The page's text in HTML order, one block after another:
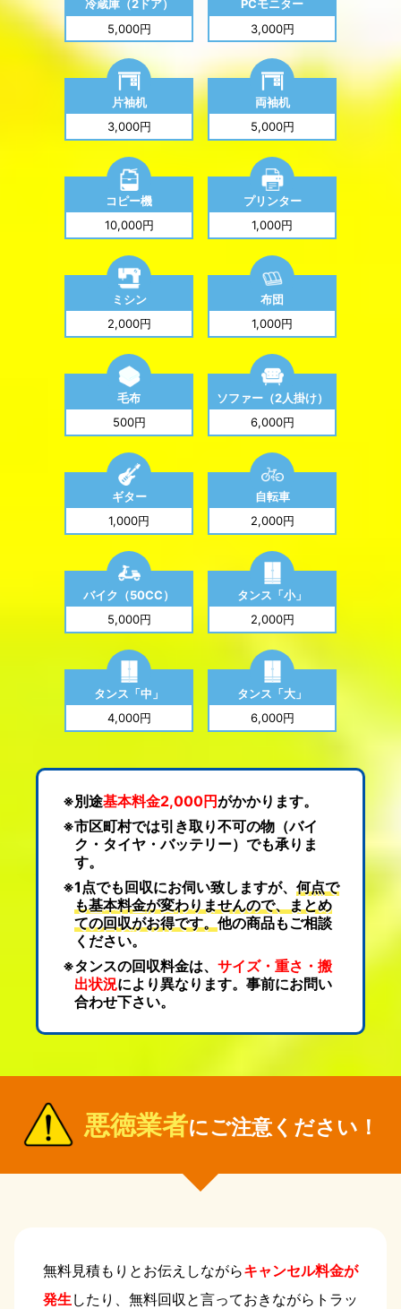
冷蔵庫（2ドア）
5,000円
PCモニター
3,000円
片袖机
3,000円
両袖机
5,000円
コピー機
10,000円
プリンター
1,000円
ミシン
2,000円
布団
1,000円
毛布
500円
ソファー（2人掛け）
6,000円
ギター
1,000円
自転車
2,000円
バイク（50CC）
5,000円
タンス「小」
2,000円
タンス「中」
4,000円
タンス「大」
6,000円
別途基本料金2,000円がかかります。
市区町村では引き取り不可の物（バイ
ク・タイヤ・バッテリー）でも承りま
す。
1点でも回収にお伺い致しますが、何点で
も基本料金が変わりませんので、まとめ
ての回収がお得です。他の商品もご相談
ください。
タンスの回収料金は、サイズ・重さ・搬
出状況により異なります。事前にお問い
合わせ下さい。
悪徳業者にご注意ください！
無料見積もりとお伝えしながらキャンセル料金が
発生 したり、無料回収と言っておきながらトラッ